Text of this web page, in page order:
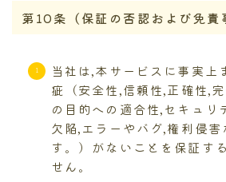
第10条（保証の否認および免責
当社は,本サービスに事実上
疵（安全性,信頼性,正確性,
の目的への適合性,セキュリ
欠陥,エラーやバグ,権利侵害
す。）がないことを保証す
せん。